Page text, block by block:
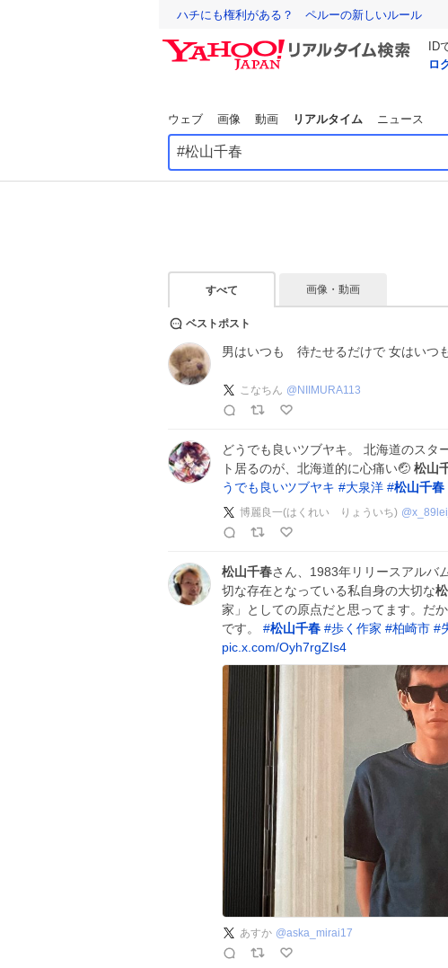
ハチにも権利がある？ ペルーの新しいルール
ID
ロ
ウェブ 画像 動画 リアルタイム ニュース
すべて 画像・動画
ベストポスト
男はいつも 待たせるだけで 女はいつ
こなちん @ NIIMURA113
どうでも良いツブヤキ。 北海道のスタ
ト居るのが、北海道的に心痛い🤕 松山
うでも良いツブヤキ #大泉洋 #松山千春
博麗良一(はくれい りょういち) @
松山千春さん、1983年リリースアルバ
切な存在となっている私自身の大切な
家」としての原点だと思ってます。だ
です。 #松山千春 #歩く作家 #柏崎市 #
pic.x.com/Oyh7rgZIs4
あすか @aska_mirai17